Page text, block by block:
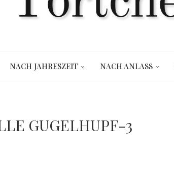
NACH JAHRESZEIT NACH ANLASS
GUGELHUPF-3